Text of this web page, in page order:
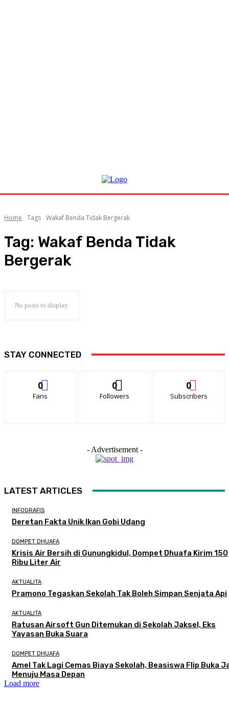
Home Tags Wakaf Benda Tidak Bergerak
Tag: Wakaf Benda Tidak
Bergerak
No posts to display
STAY CONNECTED
0
Fans
0
Followers
0
Subscribers
- Advertisement -
LATEST ARTICLES
INFOGRAFIS
Deretan Fakta Unik Ikan Gobi Udang
DOMPET DHUAFA
Krisis Air Bersih di Gunungkidul, Dompet Dhuafa Kirim 150
Ribu Liter Air
AKTUALITA
Pramono Tegaskan Sekolah Tak Boleh Simpan Senjata Api
AKTUALITA
Ratusan Airsoft Gun Ditemukan di Sekolah Jaksel, Eks
Yayasan Buka Suara
DOMPET DHUAFA
Amel Tak Lagi Cemas Biaya Sekolah, Beasiswa Flip Buka
Menuju Masa Depan
Load more